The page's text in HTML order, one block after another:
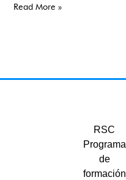
Read More »
RSC
Programa
de
formación